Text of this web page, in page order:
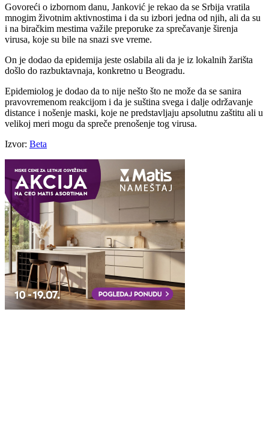
Govoreći o izbornom danu, Janković je rekao da se Srbija vratila
mnogim životnim aktivnostima i da su izbori jedna od njih, ali da su
i na biračkim mestima važile preporuke za sprečavanje širenja
virusa, koje su bile na snazi sve vreme.
On je dodao da epidemija jeste oslabila ali da je iz lokalnih žarišta
došlo do razbuktavnaja, konkretno u Beogradu.
Epidemiolog je dodao da to nije nešto što ne može da se sanira
pravovremenom reakcijom i da je suština svega i dalje održavanje
distance i nošenje maski, koje ne predstavljaju apsolutnu zaštitu ali u
velikoj meri mogu da spreče prenošenje tog virusa.
Izvor: Beta